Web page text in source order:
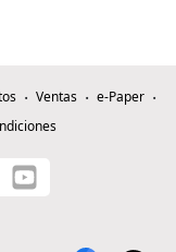
Ventas
e-Paper